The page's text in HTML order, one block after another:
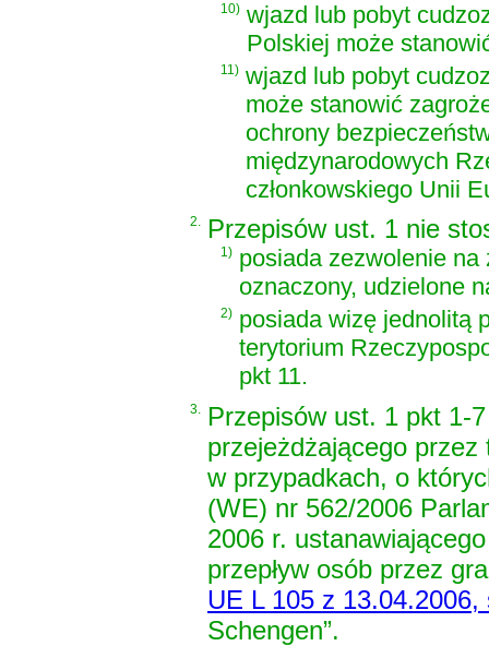
10) wjazd lub pobyt
Polskiej może
11) wjazd lub pobyt
może stanowić
ochrony
międzynarodowych
członkowskiego Unii
2. Przepisów ust. 1 nie
1) posiada zezwolenie
oznaczony, udzielone
2) posiada wizę jednolitą
terytorium
pkt 11.
3.
Przepisów ust. 1 pkt 1-
przejeżdżającego
w przypadkach, o
(WE) nr 562/2006
2006 r.
przepływ osób przez
UE L 105 z 13.04.2006,
Schengen”.